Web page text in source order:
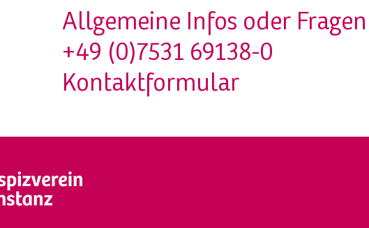
Allgemeine Infos oder Fragen
+49 (0)7531 69138-0
Kontaktformular